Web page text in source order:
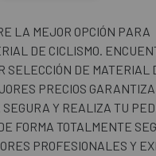
LA MEJOR OPCIÓN PARA
DE CICLISMO.
SELECCIÓN DE MATERIAL
PRECIOS
SEGURA Y REALIZA TU
FORMA TOTALMENTE
PROFESIONALES Y